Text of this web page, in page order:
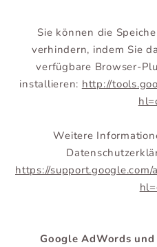
Sie können die
verhindern, indem Sie
verfügbare Browser-
installieren: http://
Weitere
https://
Google AdWords